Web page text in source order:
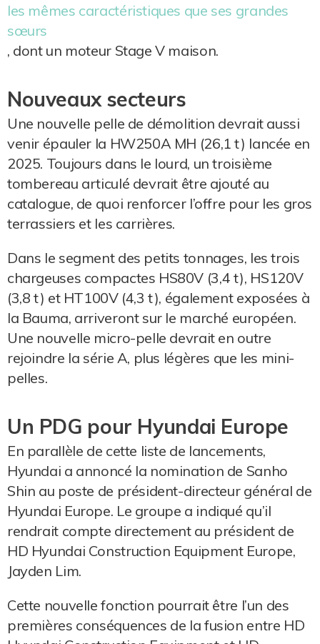
les mêmes caractéristiques que ses grandes
sœurs
, dont un moteur Stage V maison.
Nouveaux secteurs
Une nouvelle pelle de démolition devrait aussi
venir épauler la HW250A MH (26,1 t) lancée en
2025. Toujours dans le lourd, un troisième
tombereau articulé devrait être ajouté au
catalogue, de quoi renforcer l’offre pour les gros
terrassiers et les carrières.
Dans le segment des petits tonnages, les trois
chargeuses compactes HS80V (3,4 t), HS120V
(3,8 t) et HT100V (4,3 t), également exposées à
la Bauma, arriveront sur le marché européen.
Une nouvelle micro-pelle devrait en outre
rejoindre la série A, plus légères que les mini-
pelles.
Un PDG pour Hyundai Europe
En parallèle de cette liste de lancements,
Hyundai a annoncé la nomination de Sanho
Shin au poste de président-directeur général de
Hyundai Europe. Le groupe a indiqué qu’il
rendrait compte directement au président de
HD Hyundai Construction Equipment Europe,
Jayden Lim.
Cette nouvelle fonction pourrait être l’un des
premières conséquences de la fusion entre HD